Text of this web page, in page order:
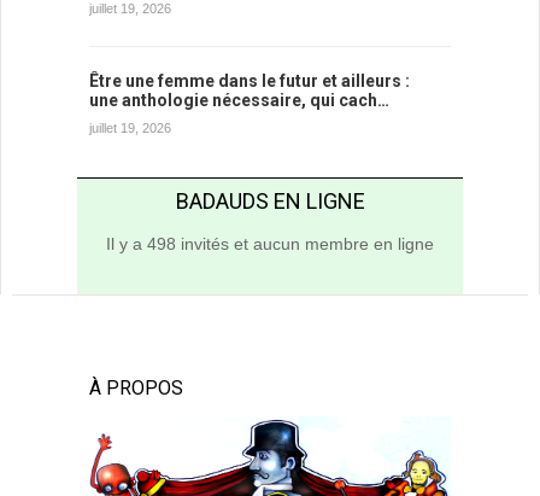
juillet 19, 2026
Être une femme dans le futur et ailleurs :
une anthologie nécessaire, qui cach…
juillet 19, 2026
BADAUDS EN LIGNE
Il y a 498 invités et aucun membre en ligne
À PROPOS